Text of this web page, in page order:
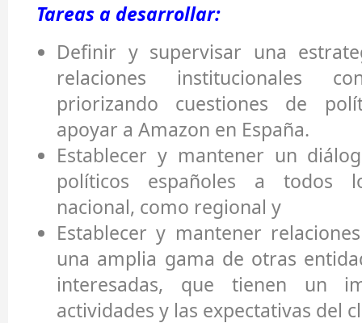
Tareas a desarrollar:
Definir y supervisar una
relaciones institucionales
priorizando cuestiones de
apoyar a Amazon en España.
Establecer y mantener un
políticos españoles a todos
nacional, como regional y
Establecer y mantener
una amplia gama de otras
interesadas, que tienen un
actividades y las expectativas del